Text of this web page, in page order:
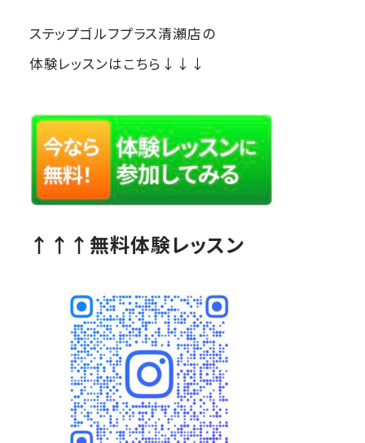
ステップゴルフプラス清瀬店の
体験レッスンはこちら↓↓↓
↑↑↑無料体験レッスン